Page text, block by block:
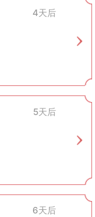
4天后
5天后
6天后